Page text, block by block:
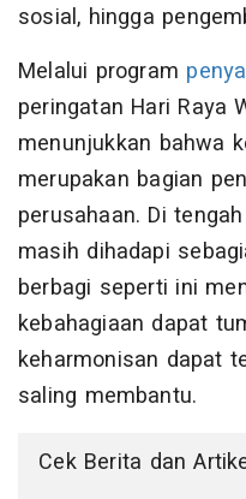
sosial, hingga
Melalui program
peringatan Hari Raya
menunjukkan bahwa
merupakan bagian
perusahaan. Di
masih dihadapi
berbagi seperti ini
kebahagiaan dapat
keharmonisan dapat
saling membantu.
Cek Berita dan